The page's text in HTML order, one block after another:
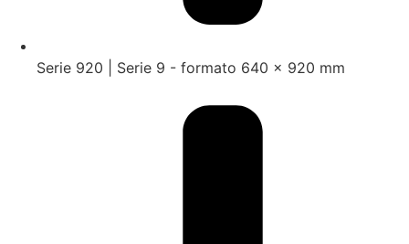
Serie 920 | Serie 9 - formato 640 x 920 mm